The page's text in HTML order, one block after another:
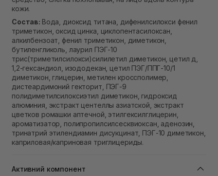
кожи.
Состав: Вода, диоксид титана, дифенилсилокси фенил
триметикон, оксид цинка, циклопентасилоксан,
алкилбензоат, фенил триметикон, диметикон,
бутиленгликоль, лаурил ПЭГ-10
трис(триметилсилокси)силилетил диметикон, цетил д,
1,2-гександиол, изододекан, цетил ПЭГ/ППГ-10/1
диметикон, глицерин, метилен кроссполимер,
дистеардимоний гекторит, ПЭГ-9
полидиметилсилоксиэтил диметикон, гидроксид
алюминия, экстракт центеллы азиатской, экстракт
цветков ромашки аптечной, этилгексилглицерин,
ароматизатор, полипропилсилсесквиоксан, аденозин,
тринатрий этилендиамин дисукцинат, ПЭГ-10 диметикон,
каприловая/каприновая триглицериды.
Активний компонент